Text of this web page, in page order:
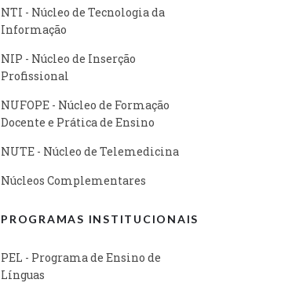
NTI - Núcleo de Tecnologia da
Informação
NIP - Núcleo de Inserção
Profissional
NUFOPE - Núcleo de Formação
Docente e Prática de Ensino
NUTE - Núcleo de Telemedicina
Núcleos Complementares
PROGRAMAS INSTITUCIONAIS
PEL - Programa de Ensino de
Línguas